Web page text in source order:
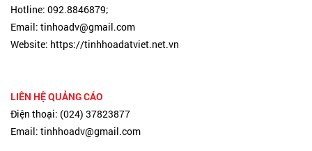
Hotline: 092.8846879;
Email: tinhoadv@gmail.com
Website: https://tinhhoadatviet.net.vn
LIÊN HỆ QUẢNG CÁO
Điện thoại: (024) 37823877
Email: tinhhoadv@gmail.com